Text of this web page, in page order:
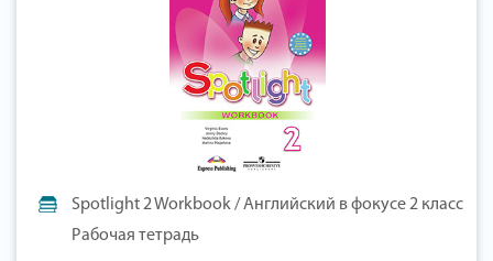
Spotlight 2 Workbook / Английский в фокусе 2 класс
Рабочая тетрадь